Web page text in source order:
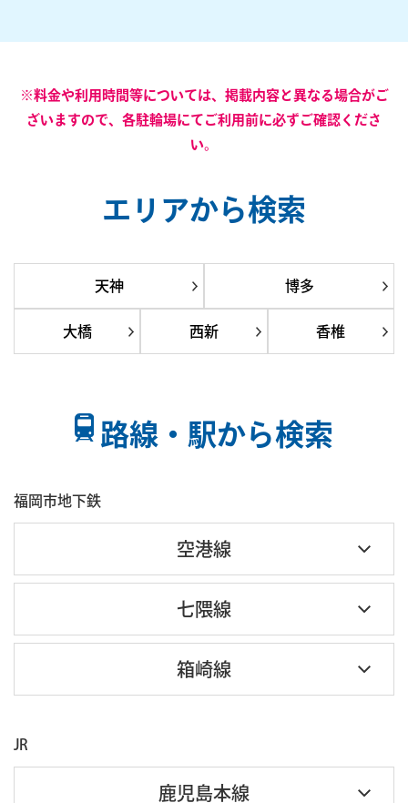
※料金や利用時間等については、掲載内容と異なる場合がご
ざいますので、各駐輪場にてご利用前に必ずご確認くださ
い。
エリアから検索
天神 博多
大橋 西新 香椎
路線・駅から検索
福岡市地下鉄
空港線
七隈線
箱崎線
JR
鹿児島本線